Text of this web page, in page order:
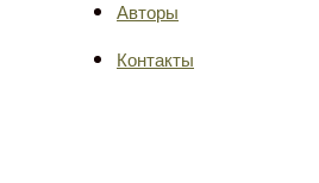
Авторы
Контакты